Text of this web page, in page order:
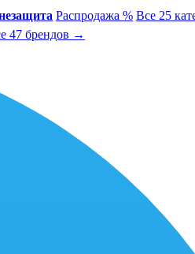
Распродажа % Все 25
47 брендов →